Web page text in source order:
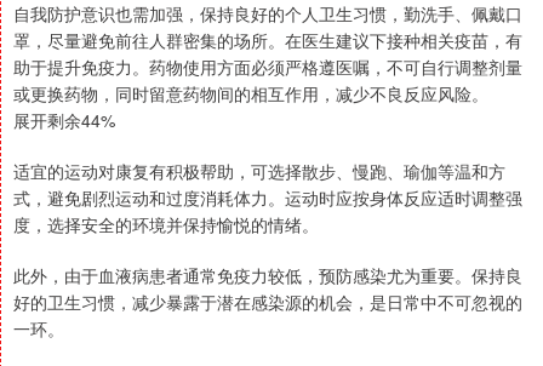
自我防护意识也需加强，保持良好的个人卫生习惯，勤洗手、佩戴口
罩，尽量避免前往人群密集的场所。在医生建议下接种相关疫苗，有
助于提升免疫力。药物使用方面必须严格遵医嘱，不可自行调整剂量
或更换药物，同时留意药物间的相互作用，减少不良反应风险。
展开剩余44%
适宜的运动对康复有积极帮助，可选择散步、慢跑、瑜伽等温和方
式，避免剧烈运动和过度消耗体力。运动时应按身体反应适时调整强
度，选择安全的环境并保持愉悦的情绪。
此外，由于血液病患者通常免疫力较低，预防感染尤为重要。保持良
好的卫生习惯，减少暴露于潜在感染源的机会，是日常中不可忽视的
一环。